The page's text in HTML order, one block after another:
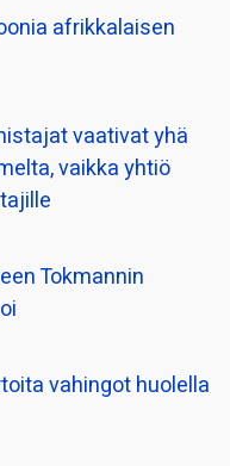
afrikkalaisen
vaativat yhä
vaikka yhtiö
Tokmannin
vahingot huolella